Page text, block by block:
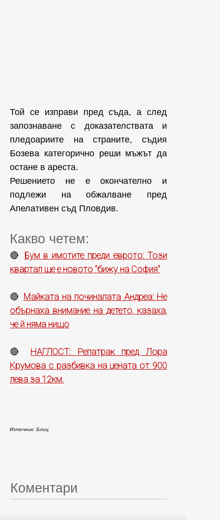
Той се изправи пред съда, а след
запознаване с доказателствата и
пледоариите на страните, съдия
Бозева категорично реши мъжът да
остане в ареста.
Решението не е окончателно и
подлежи на обжалване пред
Апелативен съд Пловдив.
Какво четем:
🔴
Бум в имотите преди еврото: Този
квартал ще е новото "бижу на София"
🔴 Майката на починалата Андреа: Не
обърнаха внимание на детето, казаха,
че й няма нищо
🔴 НАГЛОСТ: Репатрак пред Лора
Крумова с разбивка на цената от 900
лева за 12км.
Източник: Блиц
Коментари